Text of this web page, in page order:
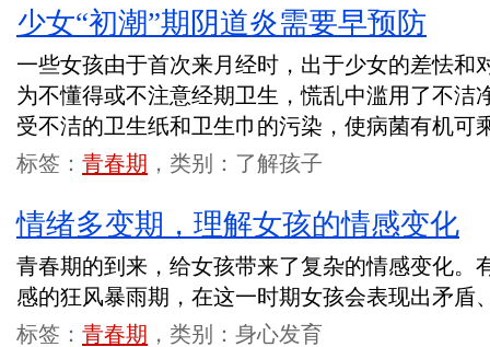
少女“初潮”期阴道炎需要早预防
一些女孩由于首次来月经时，出于少女的差怯和
为不懂得或不注意经期卫生，慌乱中滥用了不洁
受不洁的卫生纸和卫生巾的污染，使病菌有机可
标签： 青春期 ，类别：了解孩子
情绪多变期，理解女孩的情感变化
青春期的到来，给女孩带来了复杂的情感变化。
感的狂风暴雨期，在这一时期女孩会表现出矛盾
标签： 青春期 ，类别：身心发育